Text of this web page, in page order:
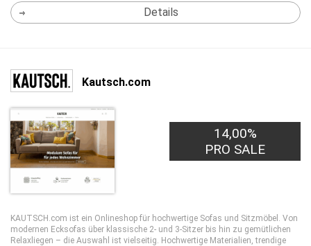
Details
Kautsch.com
14,00%
PRO SALE
KAUTSCH.com ist ein Onlineshop für hochwertige Sofas und Sitzmöbel. Von
modernen Ecksofas über klassische 2- und 3-Sitzer bis hin zu gemütlichen
Relaxliegen – die Auswahl ist vielseitig. Hochwertige Materialien, trendige